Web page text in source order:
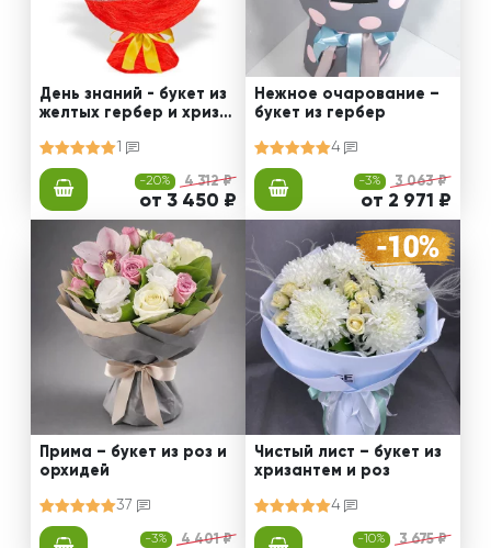
День знаний - букет из
желтых гербер и хриза
1
-20% 4 312 ₽
от 3 450 ₽
Нежное очарование –
букет из гербер
4
-3% 3 063 ₽
от 2 971 ₽
Прима – букет из роз и
орхидей
37
-3% 4 401 ₽
Чистый лист – букет из
хризантем и роз
4
-10% 3 675 ₽